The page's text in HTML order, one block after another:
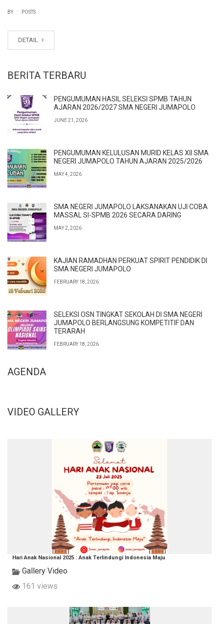
BY POSTS
DETAIL
BERITA TERBARU
PENGUMUMAN HASIL SELEKSI SPMB TAHUN
AJARAN 2026/2027 SMA NEGERI JUMAPOLO
JUNE 21, 2026
PENGUMUMAN KELULUSAN MURID KELAS XII SMA
NEGERI JUMAPOLO TAHUN AJARAN 2025/2026
MAY 4, 2026
SMA NEGERI JUMAPOLO LAKSANAKAN UJI COBA
MASSAL SI-SPMB 2026 SECARA DARING
MAY 2, 2026
KAJIAN RAMADHAN PERKUAT SPIRIT PENDIDIK DI
SMA NEGERI JUMAPOLO
FEBRUARY 18, 2026
SELEKSI OSN TINGKAT SEKOLAH DI SMA NEGERI
JUMAPOLO BERLANGSUNG KOMPETITIF DAN
TERARAH
FEBRUARY 18, 2026
AGENDA
VIDEO GALLERY
Hari Anak Nasional 2025 : Anak Terlindungi Indonesia Maju
Gallery Video
161 views